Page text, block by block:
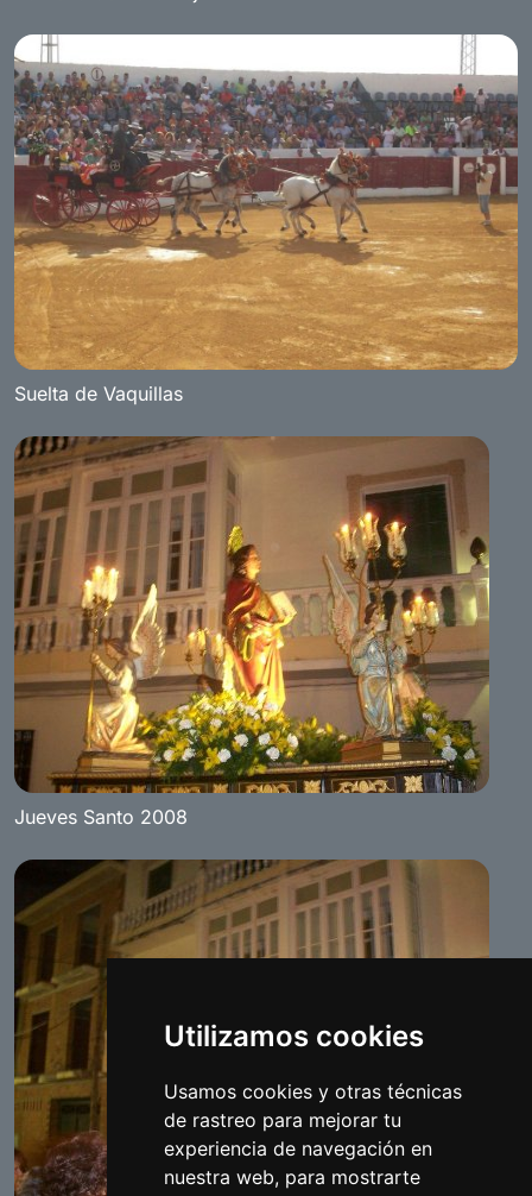
Utilizamos cookies
Usamos cookies y otras técnicas
de rastreo para mejorar tu
experiencia de navegación en
nuestra web, para mostrarte
Suelta de Vaquillas
Jueves Santo 2008